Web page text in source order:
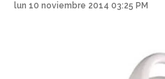
lun 10 noviembre 2014 03:25 PM